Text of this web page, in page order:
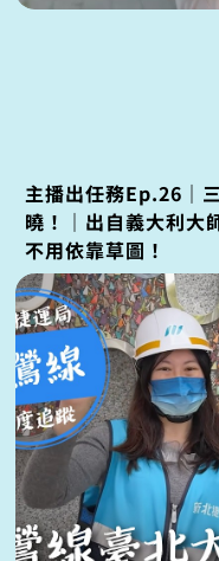
主播出任務Ep.26｜
曉！｜出自義大利大
不用依靠草圖！